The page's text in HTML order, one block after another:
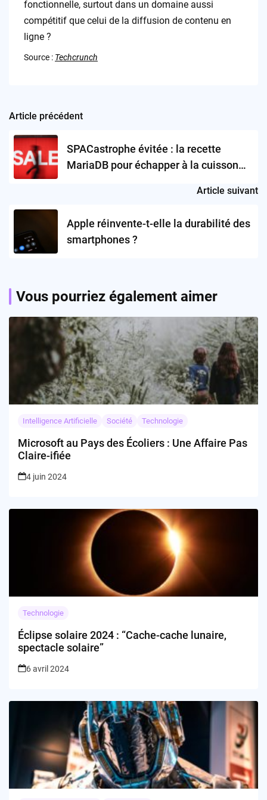
fonctionnelle, surtout dans un domaine aussi
compétitif que celui de la diffusion de contenu en
ligne ?
Source : Techcrunch
Post
navigation
Article précédent
SPACastrophe évitée : la recette
MariaDB pour échapper à la cuisson
Article suivant
Apple réinvente-t-elle la durabilité des
smartphones ?
Vous pourriez également aimer
Intelligence Artificielle Société Technologie
Microsoft au Pays des Écoliers : Une Affaire Pas
Claire-ifiée
4 juin 2024
Technologie
Éclipse solaire 2024 : “Cache-cache lunaire,
spectacle solaire”
6 avril 2024